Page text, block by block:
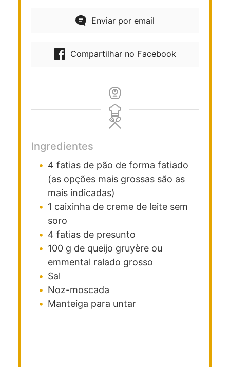
Enviar por email
Compartilhar no Facebook
Ingredientes
4 fatias de pão de forma fatiado
(as opções mais grossas são as
mais indicadas)
1 caixinha de creme de leite sem
soro
4 fatias de presunto
100 g de queijo gruyère ou
emmental ralado grosso
Sal
Noz-moscada
Manteiga para untar